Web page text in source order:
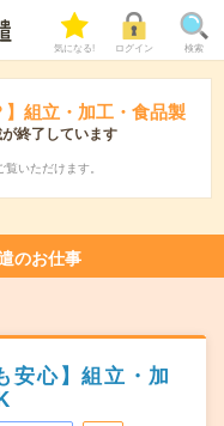
気になる! ログイン 検索
】組立・加工・食品製
終了しています
覧いただけます。
のお仕事
安心】組立・加